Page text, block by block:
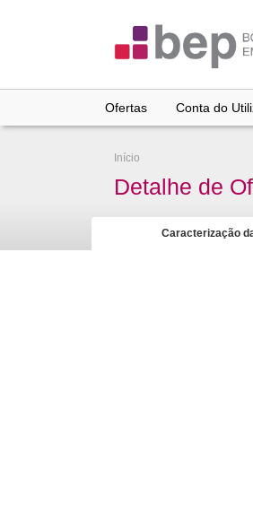
Ofertas Conta do
Início
Detalhe de
Caracterização